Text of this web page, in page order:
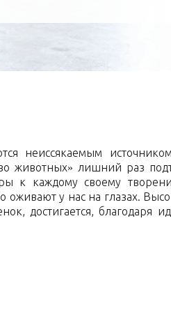
неиссякаемым
животных» лишний раз
к каждому своему
у нас на глазах.
достигается, благодаря